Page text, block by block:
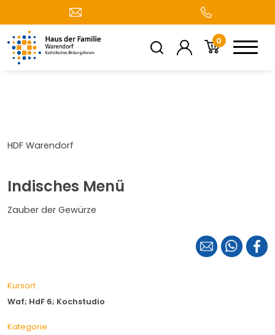
0
HDF Warendorf
Indisches Menü
Zauber der Gewürze
Kategorie
Kursort
Waf; HdF 6; Kochstudio